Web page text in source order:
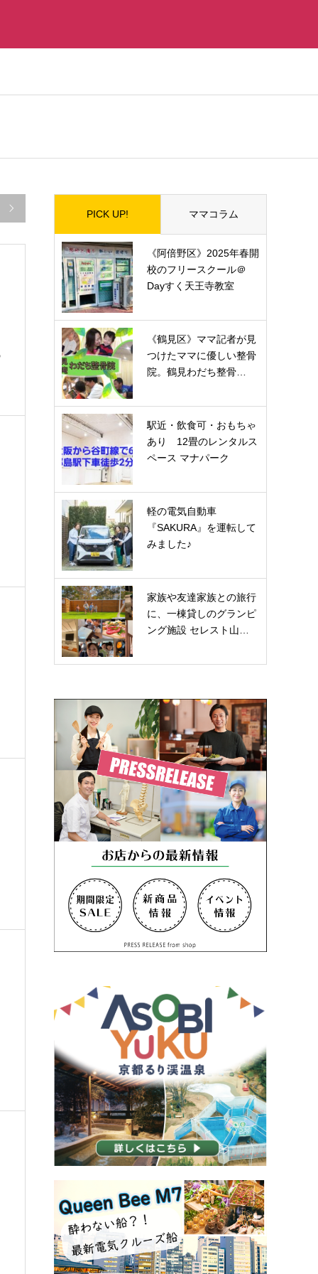
 PICK UP! ママコラム
《阿倍野区》2025年春開
校のフリースクール＠
Dayすく天王寺教室
《鶴見区》ママ記者が見
つけたママに優しい整骨
院。鶴見わだち整骨…
駅近・飲食可・おもちゃ
あり 12畳のレンタルス
ペース マナパーク
軽の電気自動車
『SAKURA』を運転して
みました♪
家族や友達家族との旅行
に、一棟貸しのグランピ
ング施設 セレスト山…